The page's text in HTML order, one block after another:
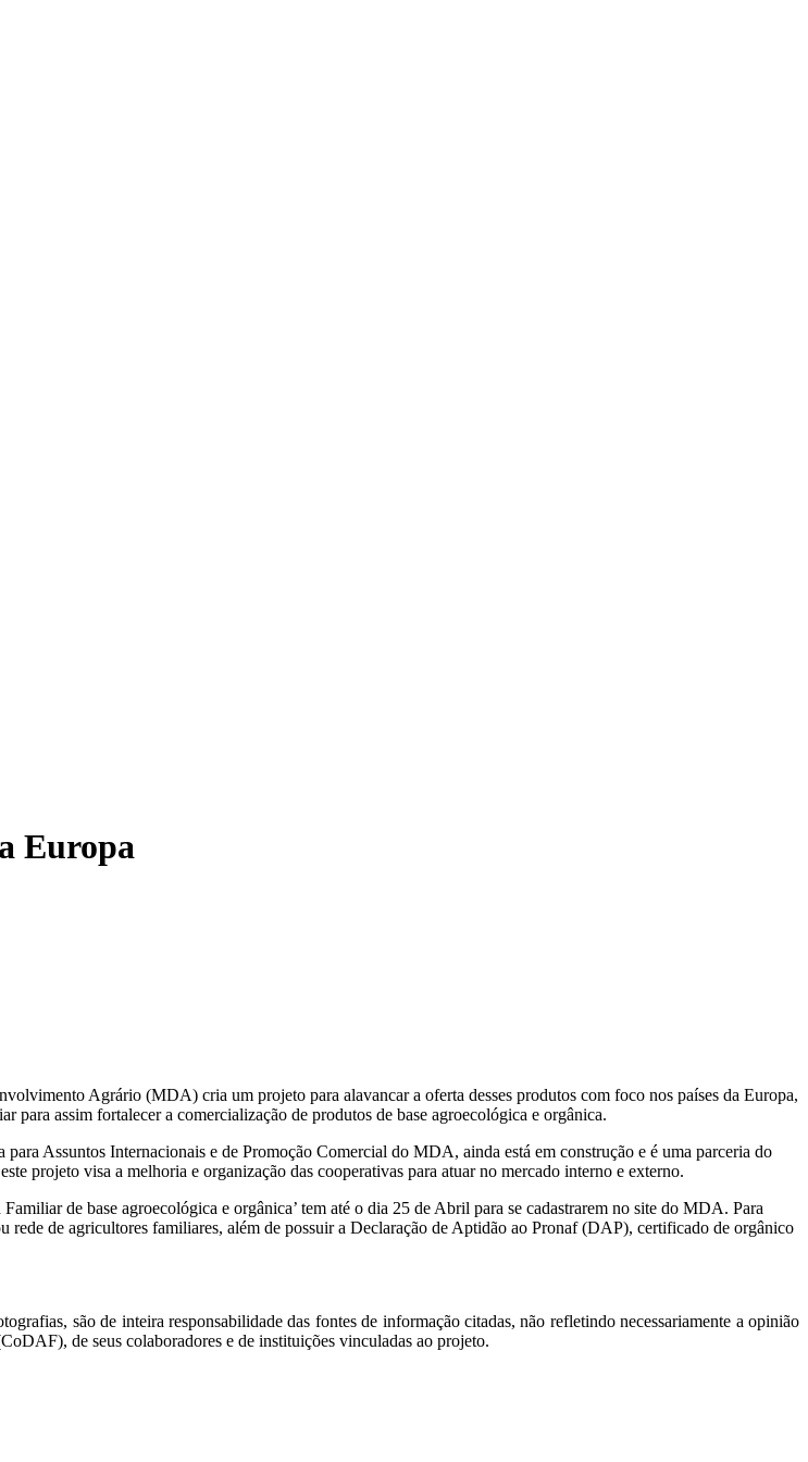
Europa
Agrário (MDA) cria um projeto para alavancar a oferta desses produtos com foco nos países da Europa,
para assim fortalecer a comercialização de produtos de base agroecológica e orgânica.
Assuntos Internacionais e de Promoção Comercial do MDA, ainda está em construção e é uma parceria do
projeto visa a melhoria e organização das cooperativas para atuar no mercado interno e externo.
de base agroecológica e orgânica’ tem até o dia 25 de Abril para se cadastrarem no site do MDA. Para
rede de agricultores familiares, além de possuir a Declaração de Aptidão ao Pronaf (DAP), certificado de orgânico
são de inteira responsabilidade das fontes de informação citadas, não refletindo necessariamente a opinião
de seus colaboradores e de instituições vinculadas ao projeto.